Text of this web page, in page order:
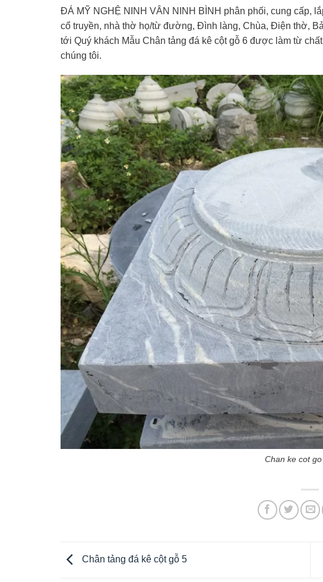
ĐÁ MỸ NGHỆ NINH VÂN NINH BÌNH phân phối, cung cấp,
cổ truyền, nhà thờ họ/từ đường, Đình làng, Chùa, Điện thờ,
tới Quý khách Mẫu Chân tảng đá kê cột gỗ 6 được làm từ
chúng tôi.
Chan ke cot
Chân tảng đá kê cột gỗ 5